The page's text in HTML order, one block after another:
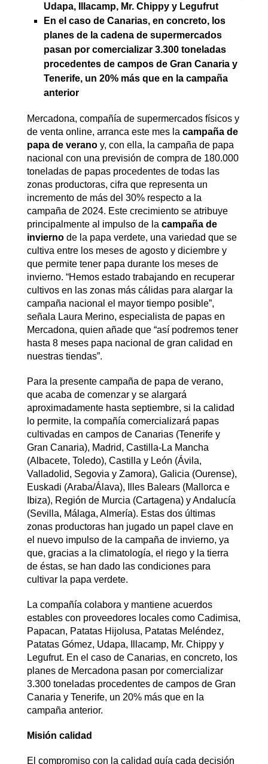
Udapa, Illacamp, Mr. Chippy y Legufrut
En el caso de Canarias, en concreto, los
planes de la cadena de supermercados
pasan por comercializar 3.300 toneladas
procedentes de campos de Gran Canaria y
Tenerife, un 20% más que en la campaña
anterior
Mercadona, compañía de supermercados físicos y
de venta online, arranca este mes la campaña de
papa de veranoy, con ella, la campaña de papa
nacional con una previsión de compra de 180.000
toneladas de papas procedentes de todas las
zonas productoras, cifra que representa un
incremento de más del 30% respecto a la
campaña de 2024. Este crecimiento se atribuye
principalmente al impulso de la campaña de
inviernode la papa verdete, una variedad que se
cultiva entre los meses de agosto y diciembre y
que permite tener papa durante los meses de
invierno. “Hemos estado trabajando en recuperar
cultivos en las zonas más cálidas para alargar la
campaña nacional el mayor tiempo posible”,
señala Laura Merino, especialista de papas en
Mercadona, quien añade que “así podremos tener
hasta 8 meses papa nacional de gran calidad en
nuestras tiendas”.
Para la presente campaña de papa de verano,
que acaba de comenzar y se alargará
aproximadamente hasta septiembre, si la calidad
lo permite, la compañía comercializará papas
cultivadas en campos de Canarias (Tenerife y
Gran Canaria), Madrid, Castilla-La Mancha
(Albacete, Toledo), Castilla y León (Ávila,
Valladolid, Segovia y Zamora), Galicia (Ourense),
Euskadi (Araba/Álava), Illes Balears (Mallorca e
Ibiza), Región de Murcia (Cartagena) y Andalucía
(Sevilla, Málaga, Almería). Estas dos últimas
zonas productoras han jugado un papel clave en
el nuevo impulso de la campaña de invierno, ya
que, gracias a la climatología, el riego y la tierra
de éstas, se han dado las condiciones para
cultivar la papa verdete.
La compañía colabora y mantiene acuerdos
estables con proveedores locales como Cadimisa,
Papacan, Patatas Hijolusa, Patatas Meléndez,
Patatas Gómez, Udapa, Illacamp, Mr. Chippy y
Legufrut. En el caso de Canarias, en concreto, los
planes de Mercadona pasan por comercializar
3.300 toneladas procedentes de campos de Gran
Canaria y Tenerife, un 20% más que en la
campaña anterior.
Misión calidad
El compromiso con la calidad guía cada decisión